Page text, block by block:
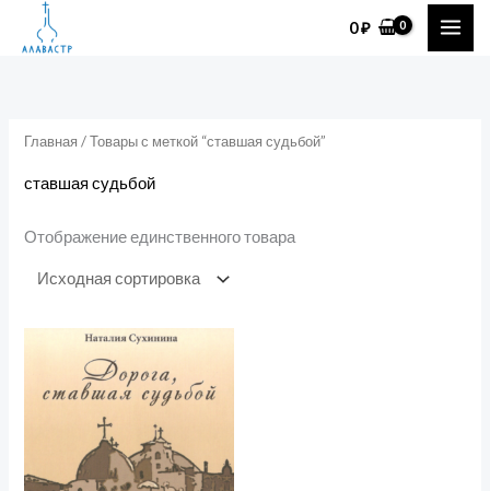
Перейти
0₽
Главная / Товары с меткой “ставшая судьбой”
ставшая судьбой
Отображение единственного товара